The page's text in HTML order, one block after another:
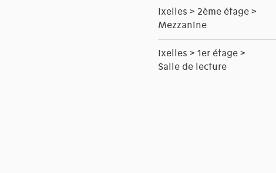
Ixelles > 2ème étage >
Mezzanine
Ixelles > 1er étage >
Salle de lecture